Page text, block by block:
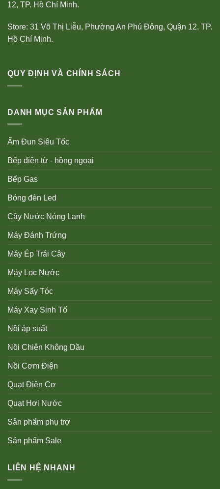
12, TP. Hồ Chí Minh.
Store: 31 Võ Thị Liễu, Phường An Phú Đông, Quận 12, TP.
Hồ Chí Minh.
QUY ĐỊNH VÀ CHÍNH SÁCH
DANH MỤC SẢN PHẨM
Ấm Đun Siêu Tốc
Bếp điện từ - hồng ngoại
Bếp Gas
Bóng đèn Led
Cây Nước Nóng Lạnh
Máy Đánh Trứng
Máy Ép Trái Cây
Máy Lọc Nước
Máy Sấy Tóc
Máy Xay Sinh Tố
Nồi áp suất
Nồi Chiên Không Dầu
Nồi Cơm Điện
Quạt Điện Cơ
Quạt Hơi Nước
Sản phẩm phụ trợ
Sản phẩm Sale
LIÊN HỆ NHANH